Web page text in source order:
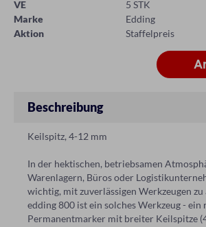
VE
5 STK
Marke
Edding
Aktion
Staffelpreis
Beschreibung
Keilspitz, 4-12 mm
In der hektischen, betriebsamen
Warenlagern, Büros oder
wichtig, mit zuverlässigen Werkzeugen
edding 800 ist ein solches Werkzeug - ein
Permanentmarker mit breiter Keilspitze